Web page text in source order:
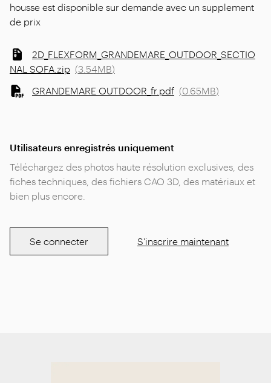
housse est disponible sur demande avec un supplement
de prix
2D_FLEXFORM_GRANDEMARE_OUTDOOR_SECTIO
NAL SOFA.zip (3.54MB)
GRANDEMARE OUTDOOR_fr.pdf (0.65MB)
Utilisateurs enregistrés uniquement
Téléchargez des photos haute résolution exclusives, des
fiches techniques, des fichiers CAO 3D, des matériaux et
bien plus encore.
Se connecter S'inscrire maintenant